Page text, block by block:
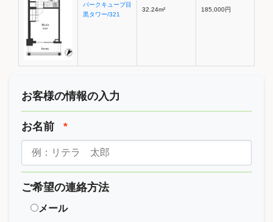
パークキューブ目
黒タワー/321
32.24m² 185,000円
お客様の情報の入力
お名前 *
ご希望の連絡方法
メール